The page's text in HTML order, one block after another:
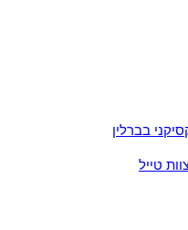
בברלין
טייל